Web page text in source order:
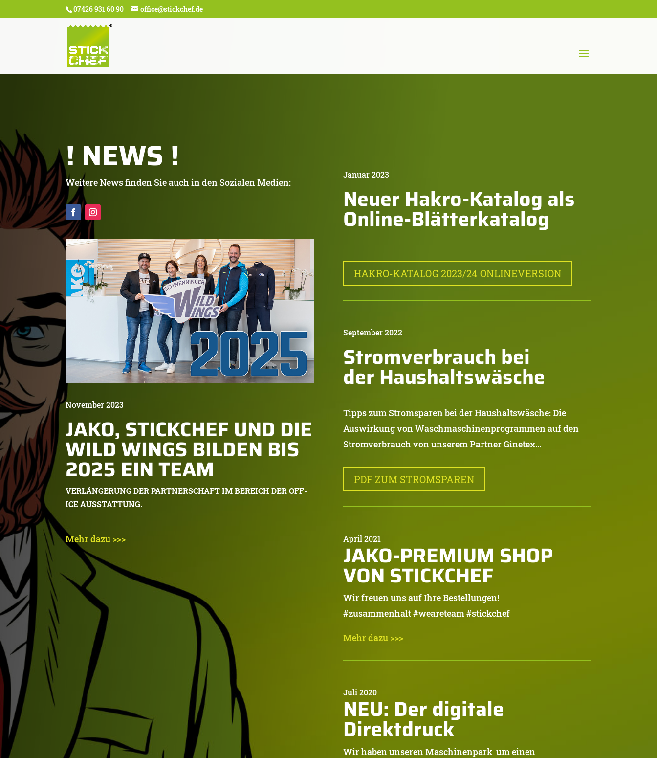
07426 931 60 90 office@stickchef.de
! NEWS !
Weitere News finden Sie auch in den Sozialen Medien:
November 2023
JAKO, STICKCHEF UND DIE
WILD WINGS BILDEN BIS
2025 EIN TEAM
VERLÄNGERUNG DER PARTNERSCHAFT IM BEREICH DER OFF-
ICE AUSSTATTUNG.
Mehr dazu >>>
Januar 2023
Neuer Hakro-Katalog als
Online-Blätterkatalog
HAKRO-KATALOG 2023/24 ONLINEVERSION
September 2022
Stromverbrauch bei
der Haushaltswäsche
Tipps zum Stromsparen bei der Haushaltswäsche: Die
Auswirkung von Waschmaschinenprogrammen auf den
Stromverbrauch von unserem Partner Ginetex…
PDF ZUM STROMSPAREN
April 2021
JAKO-PREMIUM SHOP
VON STICKCHEF
Wir freuen uns auf Ihre Bestellungen!
#zusammenhalt #weareteam #stickchef
Mehr dazu >>>
Juli 2020
NEU: Der digitale
Direktdruck
Wir haben unseren Maschinenpark um einen